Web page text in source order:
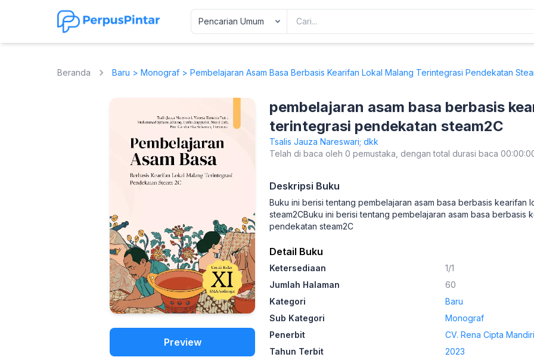
Beranda Baru > Monograf > Pembelajaran Asam Basa Berbasis Kearifan Lokal Malang Terintegrasi Pendekatan
Preview
pembelajaran asam basa berbasis
terintegrasi pendekatan steam2C
Tsalis Jauza Nareswari; dkk
Telah di baca oleh 0 pemustaka, dengan total durasi baca
Deskripsi Buku
Buku ini berisi tentang pembelajaran asam basa berbasis kearifan
steam2CBuku ini berisi tentang pembelajaran asam basa berbasis
pendekatan steam2C
Detail Buku
Ketersediaan
1/1
Jumlah Halaman
60
Kategori
Baru
Sub Kategori
Monograf
Penerbit
CV. Rena Cipta Mandiri
Tahun Terbit
2023